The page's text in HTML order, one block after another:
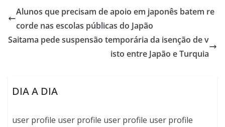
Alunos que precisam de apoio em japonês batem re
corde nas escolas públicas do Japão
Saitama pede suspensão temporária da isenção de v
isto entre Japão e Turquia
DIA A DIA
user profile user profile user profile user profile